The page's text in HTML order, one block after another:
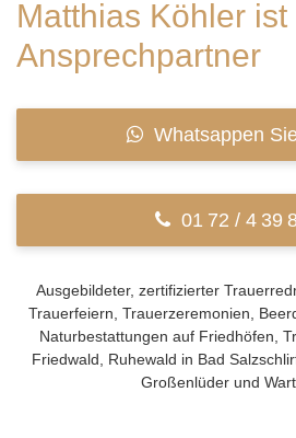
Matthias Köhler ist
Ansprechpartner
Whatsappen
01 72 / 4 39
Ausgebildeter, zertifizierter
Trauerfeiern, Trauerzeremonien,
Naturbestattungen auf Friedhöfen,
Friedwald, Ruhewald in Bad
Großenlüder und